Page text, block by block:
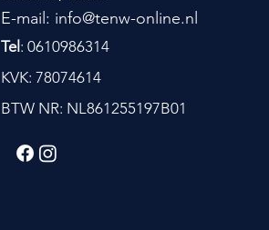
E-mail: info@tenw-online.nl
Tel : 0610986314
KVK: 78074614
BTW NR: NL861255197B01